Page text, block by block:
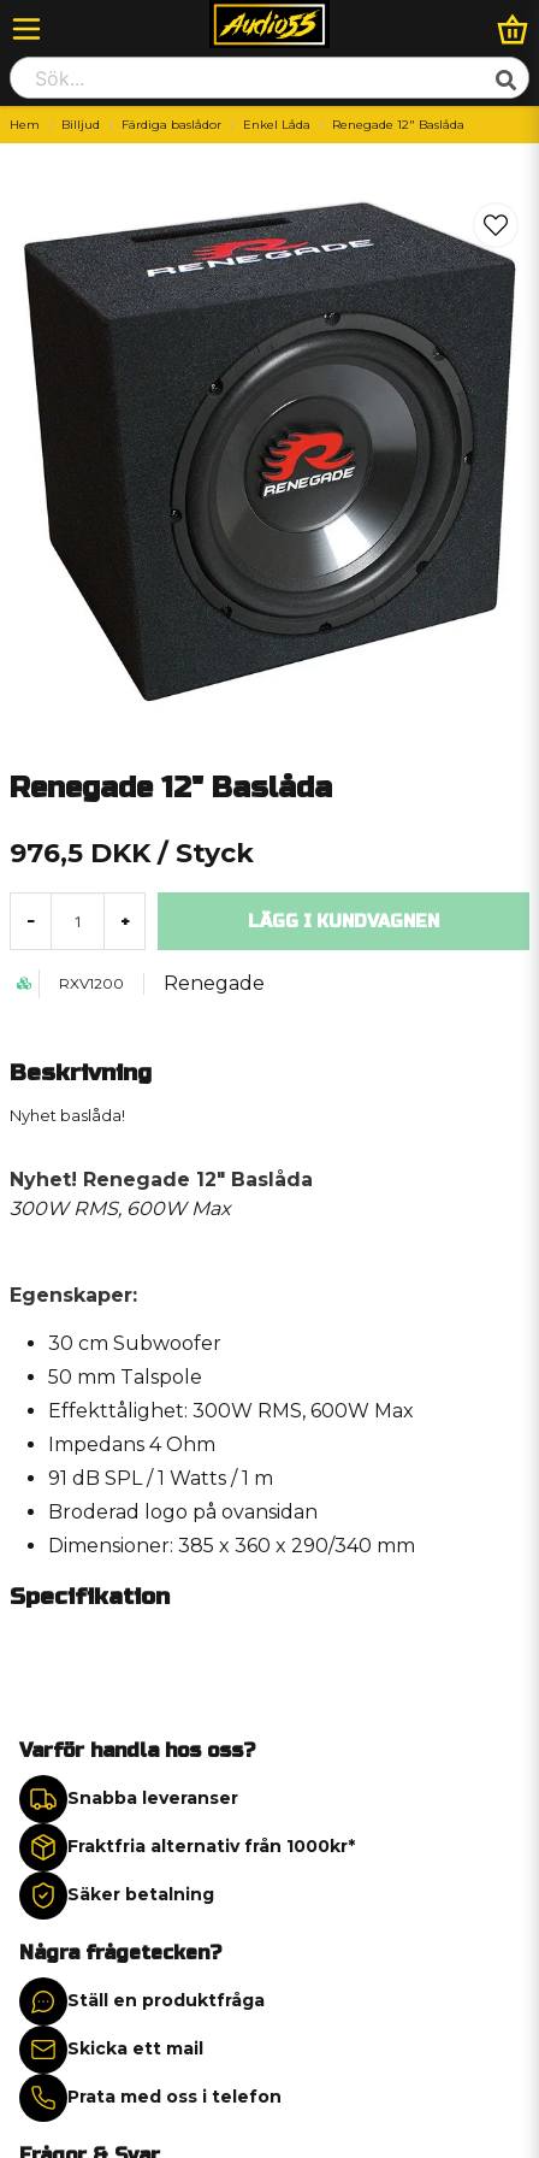
Hem Billjud Färdiga baslådor Enkel Låda Renegade 12" Baslåda
Renegade 12" Baslåda
976,5 DKK / Styck
- + LÄGG I KUNDVAGNEN
RXV1200 Renegade
Beskrivning
Nyhet baslåda!
Nyhet! Renegade 12" Baslåda
300W RMS, 600W Max
Egenskaper:
30 cm Subwoofer
50 mm Talspole
Effekttålighet: 300W RMS, 600W Max
Impedans 4 Ohm
91 dB SPL / 1 Watts / 1 m
Broderad logo på ovansidan
Dimensioner: 385 x 360 x 290/340 mm
Specifikation
Varför handla hos oss?
Snabba leveranser
Fraktfria alternativ från 1000kr*
Säker betalning
Några frågetecken?
Ställ en produktfråga
Skicka ett mail
Prata med oss i telefon